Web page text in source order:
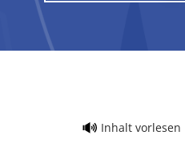
Inhalt vorlesen